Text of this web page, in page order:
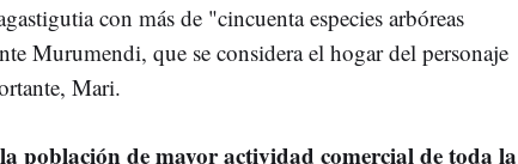
con más de "cincuenta especies arbóreas
Murumendi, que se considera el hogar del personaje
Mari.
la población de mayor actividad comercial de toda la